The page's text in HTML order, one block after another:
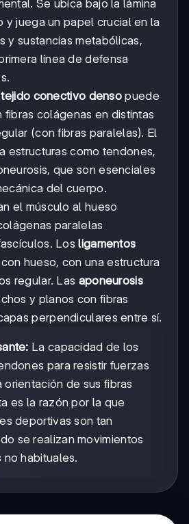
Se ubica bajo la lámina
y juega un papel crucial en la
y sustancias metabólicas,
línea de defensa
tejido conectivo denso puede
fibras colágenas en distintas
(con fibras paralelas). El
estructuras como tendones,
que son esenciales
del cuerpo.
el músculo al hueso
paralelas
Losligamentos
hueso, con una estructura
regular. Las aponeurosis
y planos con fibras
perpendiculares entre sí.
La capacidad de los
para resistir fuerzas
de sus fibras
es la razón por la que
deportivas son tan
se realizan movimientos
habituales.